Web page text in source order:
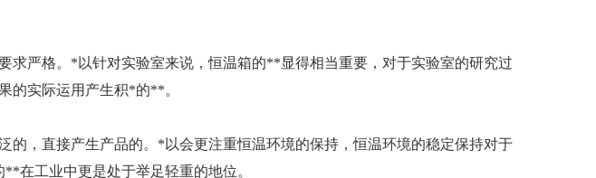
求严格。*以针对实验室来说，恒温箱的**显得相当重要，对于实验室的研究过
的实际运用产生积*的**。
，直接产生产品的。*以会更注重恒温环境的保持，恒温环境的稳定保持对于
在工业中更是处于举足轻重的地位。